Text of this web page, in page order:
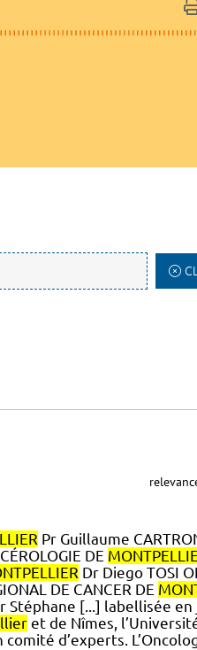
Pr Guillaume
DE
Dr Diego TOSI
DE CANCER DE
Stéphane [...] labellisée
et de Nîmes,
d’experts.